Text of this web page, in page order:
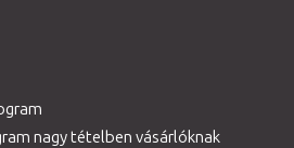
nagy tételben vásárlóknak